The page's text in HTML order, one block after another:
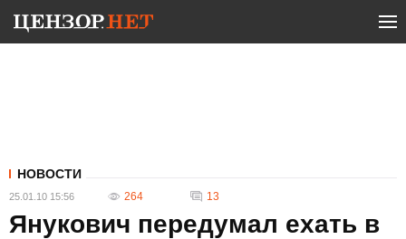
НОВОСТИ
25.01.10 15:56 264 13
Янукович передумал ехать в